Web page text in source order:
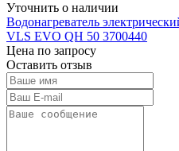
Уточнить о наличии
Водонагреватель
VLS EVO QH 50 3700440
Цена по запросу
Оставить отзыв